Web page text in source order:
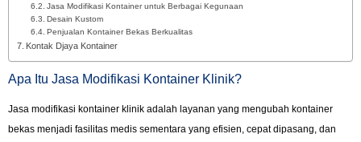
Jasa Modifikasi Kontainer untuk Berbagai Kegunaan
Desain Kustom
Penjualan Kontainer Bekas Berkualitas
Kontak Djaya Kontainer
Apa Itu Jasa Modifikasi Kontainer Klinik?
Jasa modifikasi kontainer klinik adalah layanan yang mengubah kontainer
bekas menjadi fasilitas medis sementara yang efisien, cepat dipasang, dan